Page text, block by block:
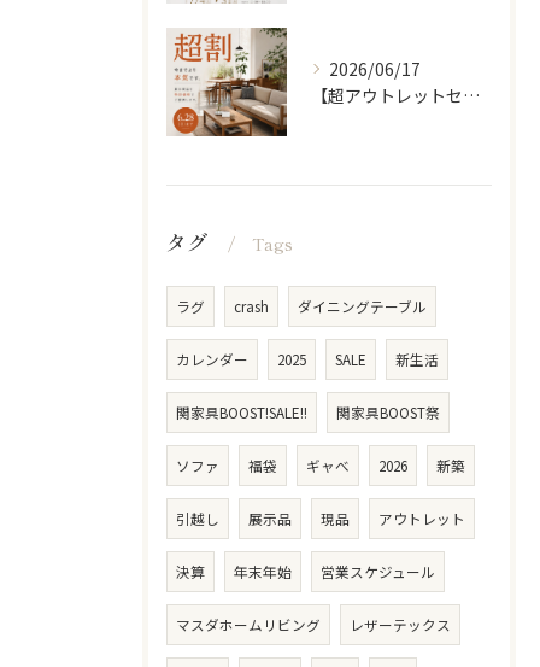
2026/06/17
【超アウトレットセール】 「超割」
タグ Tags
ラグ crash ダイニングテーブル
カレンダー 2025 SALE 新生活
関家具BOOST!SALE!! 関家具BOOST祭
ソファ 福袋 ギャべ 2026 新築
引越し 展示品 現品 アウトレット
決算 年末年始 営業スケジュール
マスダホームリビング レザーテックス